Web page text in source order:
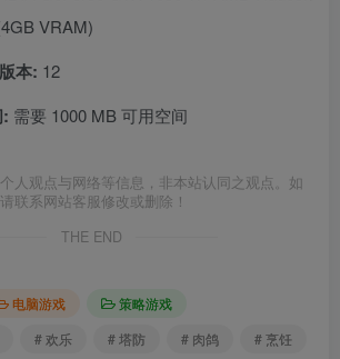
VRAM)
本: 12
需要 1000 MB 可用空间
人观点与网络等信息，非本站认同之观点。如
联系网站客服修改或删除！
THE END
电脑游戏
策略游戏
# 欢乐 # 塔防 # 肉鸽 # 烹饪